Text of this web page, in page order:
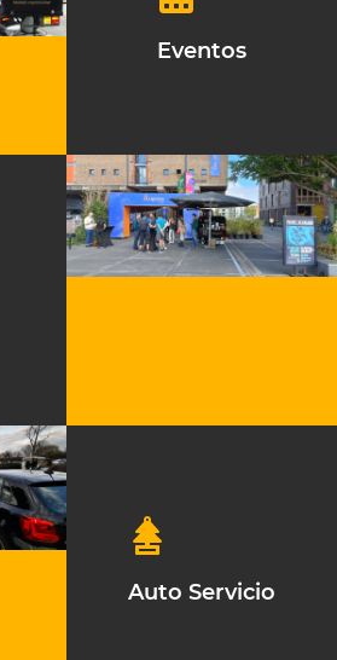
Eventos
Auto Servicio